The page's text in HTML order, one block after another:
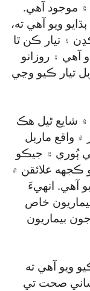
موجود آهي.
ويو آهي ته،
۽ تيار ڪن ٿا
۽ روزانو
تيار ڪيو وڃي
۾ شايع ٿيل هڪ
۾ واقع ماربل
ٻُوري ۾ جيڪو
ڪجهه علائقن ۾
آهي. انهيءَ
خاص
بيماريون
ويو آهي ته
صحت تي